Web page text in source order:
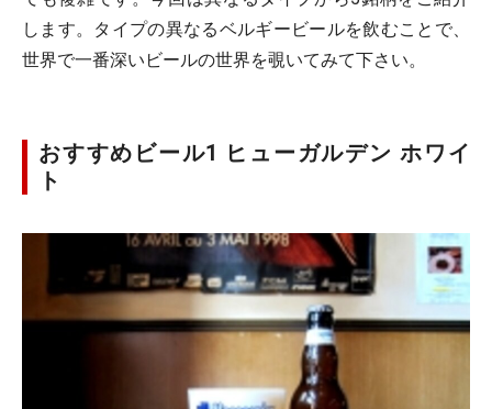
します。タイプの異なるベルギービールを飲むことで、
世界で一番深いビールの世界を覗いてみて下さい。
おすすめビール1 ヒューガルデン ホワイ
ト